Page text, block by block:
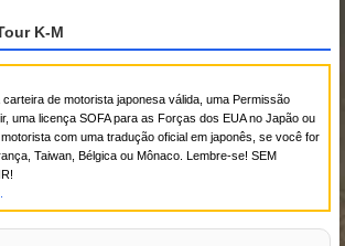
K-M
de motorista japonesa válida, uma Permissão
uma licença SOFA para as Forças dos EUA no Japão ou
com uma tradução oficial em japonês, se você for
Taiwan, Bélgica ou Mônaco. Lembre-se! SEM